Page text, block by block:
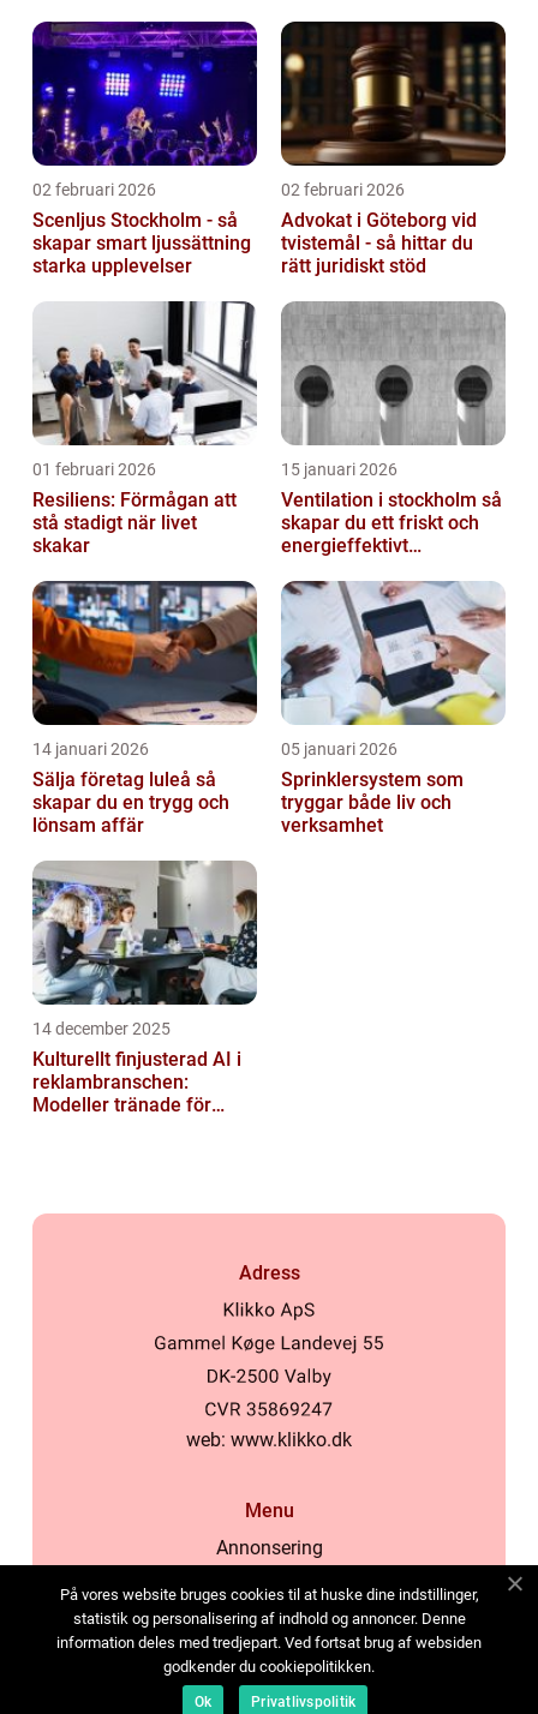
02 februari 2026
Scenljus Stockholm - så
skapar smart ljussättning
starka upplevelser
02 februari 2026
Advokat i Göteborg vid
tvistemål - så hittar du
rätt juridiskt stöd
01 februari 2026
Resiliens: Förmågan att
stå stadigt när livet
skakar
15 januari 2026
Ventilation i stockholm så
skapar du ett friskt och
energieffektivt
14 januari 2026
Sälja företag luleå så
skapar du en trygg och
lönsam affär
05 januari 2026
Sprinklersystem som
tryggar både liv och
verksamhet
14 december 2025
Kulturellt finjusterad AI i
reklambranschen:
Modeller tränade för
Adress
web: www.klikko.dk
Menu
Annonsering
Cookies
Kontakta oss
Sitemap
På vores website bruges cookies til at huske dine indstillinger,
statistik og personalisering af indhold og annoncer. Denne
information deles med tredjepart. Ved fortsat brug af websiden
godkender du cookiepolitikken.
Ok Privatlivspolitik